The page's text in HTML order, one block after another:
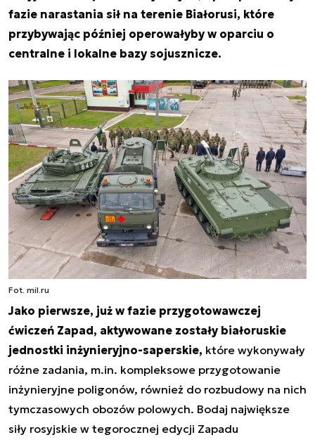
fazie narastania sił na terenie Białorusi, które
przybywając później operowałyby w oparciu o
centralne i lokalne bazy sojusznicze.
Fot. mil.ru
Jako pierwsze, już w fazie przygotowawczej
ćwiczeń Zapad, aktywowane zostały białoruskie
jednostki inżynieryjno-saperskie, które wykonywały
różne zadania, m.in. kompleksowe przygotowanie
inżynieryjne poligonów, również do rozbudowy na nich
tymczasowych obozów polowych. Bodaj największe
siły rosyjskie w tegorocznej edycji Zapadu